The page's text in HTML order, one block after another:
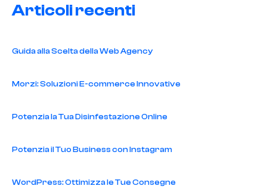
Articoli recenti
Guida alla Scelta della Web Agency
Morzi: Soluzioni E-commerce Innovative
Potenzia la Tua Disinfestazione Online
Potenzia il Tuo Business con Instagram
WordPress: Ottimizza le Tue Consegne